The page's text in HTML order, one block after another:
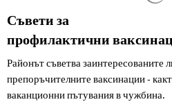
Съвети за
профилактични
Районът съветва заинтересованите
препоръчителните ваксинации -
ваканционни пътувания в чужбина.